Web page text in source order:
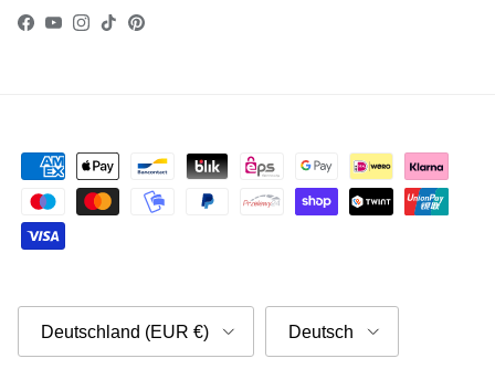
Facebook
YouTube
Instagram
TikTokPinterest
Deutschland (EUR €) Deutsch